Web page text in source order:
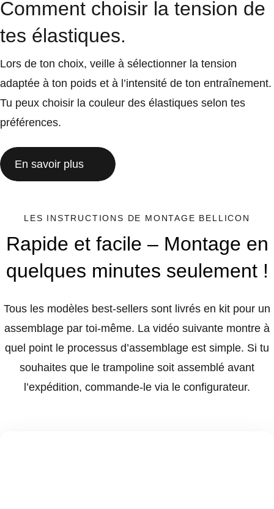
Comment choisir la tension de
tes élastiques.
Lors de ton choix, veille à sélectionner la tension
adaptée à ton poids et à l’intensité de ton entraînement.
Tu peux choisir la couleur des élastiques selon tes
préférences.
En savoir plus
LES INSTRUCTIONS DE MONTAGE BELLICON
Rapide et facile – Montage en
quelques minutes seulement !
Tous les modèles best-sellers sont livrés en kit pour un
assemblage par toi-même. La vidéo suivante montre à
quel point le processus d’assemblage est simple. Si tu
souhaites que le trampoline soit assemblé avant
l’expédition, commande-le via le configurateur.